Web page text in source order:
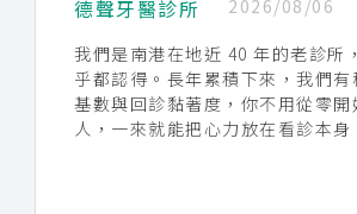
議定
德聲牙醫診所 2026/08/06
我們是南港在地近 40 年的老診所
乎都認得。長年累積下來，我們有
基數與回診黏著度，你不用從零開
人，一來就能把心力放在看診本身